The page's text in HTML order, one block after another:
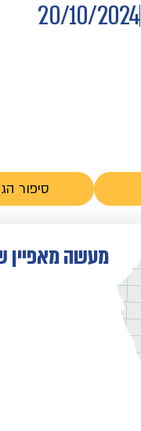
20/10/2024
סיפור
מעשה מאפיין